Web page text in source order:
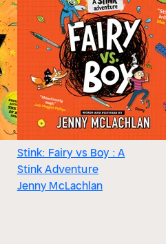
Stink: Fairy vs Boy : A
Stink Adventure
Jenny McLachlan